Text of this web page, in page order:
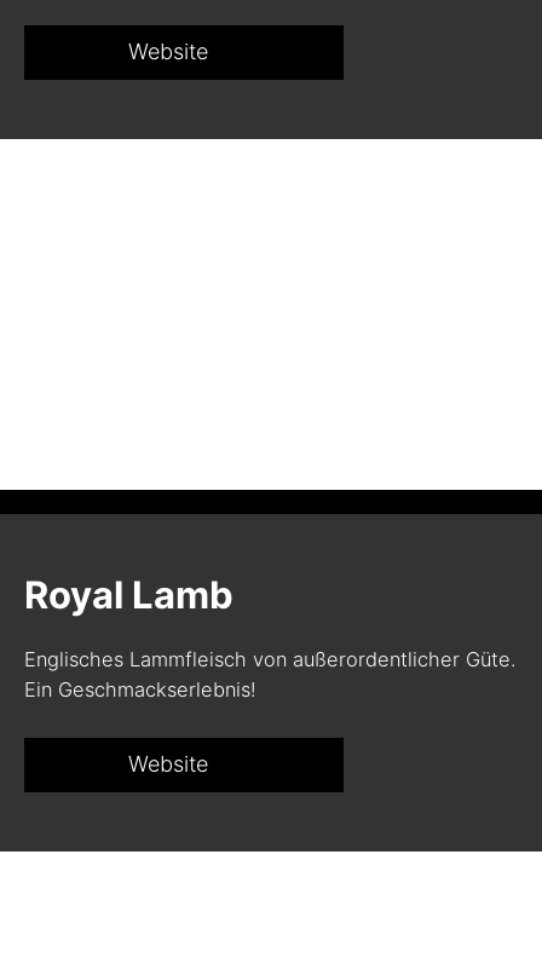
Website
Royal Lamb
Englisches Lammfleisch von außerordentlicher Güte.
Ein Geschmackserlebnis!
Website